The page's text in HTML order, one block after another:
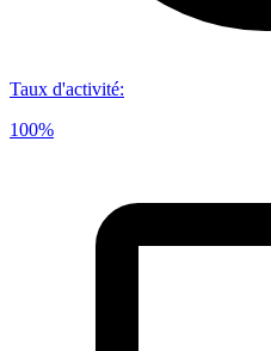
Taux d'activité:
100%